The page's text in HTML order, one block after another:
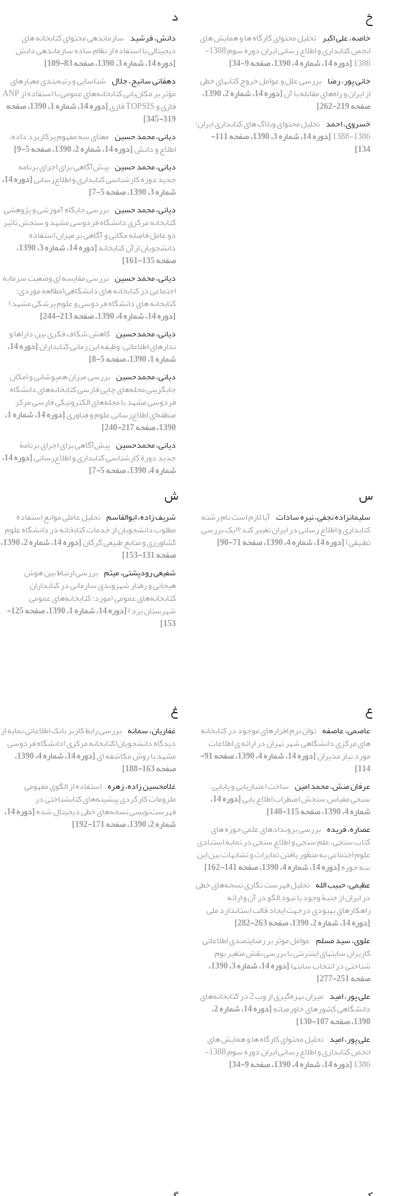
خ
خاصه، علی اکبر تحلیل محتوای کارگاه ها و همایش های
انجمن کتابداری و اطلاع رسانی ایران دوره سوم 1388-
1386[دوره 14، شماره 4، 1390، صفحه 9-34]
خانی پور، رضا بررسی علل و عوامل خروج کتابهای خطی
از ایران و راه‌های مقابله با آن [دوره 14، شماره 2، 1390،
صفحه 219-262]
خسروی، احمد تحلیل محتوای وبلاگ های کتابداری ایران:
1386-1388 [دوره 14، شماره 3، 1390، صفحه 111-
134]
د
دانش، فرشید سازماندهی محتوای کتابخانه های
دیجیتالی با استفاده از نظام ساده سازماندهی دانش
[دوره 14، شماره 3، 1390، صفحه 83-109]
دهقانی سانیج، جلال شناسایی و رتبه‌بندی معیارهای
مؤثر بر مکان‌یابی کتابخانه‌های عمومی با استفاده از ANP
فازی و TOPSIS فازی [دوره 14، شماره 1، 1390، صفحه
319-345]
دیانی، محمد حسین معنای سه مفهوم پرکاربرد داده،
اطلاع و دانش[دوره 14، شماره 2، 1390، صفحه 5-9]
دیانی، محمد حسین پیش‌آگاهی برای اجرای برنامه
جدید دوره کارشناسی کتابداری و اطلاع‌رسانی [دوره 14،
شماره 3، 1390، صفحه 5-7]
دیانی، محمد حسین بررسی جایگاه آموزشی و پژوهشی
کتابخانه مرکزی دانشگاه فردوسی مشهد و سنجش تاثیر
دو عامل فاصله مکانی و آگاهی بر میزان استفاده
دانشجویان ازآن کتابخانه [دوره 14، شماره 3، 1390،
صفحه 135-161]
دیانی، محمد حسین بررسی مقایسه ای وضعیت سرمایه
اجتماعی در کتابخانه های دانشگاهی(مطالعه موردی:
کتابخانه های دانشگاه فردوسی و علوم پزشکی مشهد)
[دوره 14، شماره 4، 1390، صفحه 213-244]
دیانی، محمدحسین کاهش شکاف فکری بین داراها و
ندارهای اطلاعاتی؛ وظیفه این زمانی کتابداران [دوره 14،
شماره 1، 1390، صفحه 5-8]
دیانی، محمدحسین بررسی میزان همپوشانی و امکان
جایگزینی مجله‌های چاپی فارسی کتابخانه‌های دانشگاه
فردوسی مشهد با مجله‌های الکترونیکی فارسی مرکز
منطقه‌ای اطلاع‌رسانی علوم و فناوری [دوره 14، شماره 1،
1390، صفحه 217-240]
دیانی، محمدحسین پیش‌آگاهی برای اجرای برنامة
جدید دورة کارشناسی کتابداری و اطلاع‌رسانی [دوره 14،
شماره 4، 1390، صفحه 5-7]
س
سلیمانزاده نجفی، نیره سادات آیا لازم است نام رشته
کتابداری و اطلاع رسانی در ایران تغییر کند؟(یک بررسی
تطبیقی)[دوره 14، شماره 4، 1390، صفحه 71-90]
ش
شریف زاده، ابوالقاسم تحلیل عاملی موانع استفادة
مطلوب دانشجویان از خدمات کتابخانه در دانشگاه علوم
کشاورزی و منابع طبیعی گرگان [دوره 14، شماره 2، 1390،
صفحه 131-153]
شفیعی رودپشتی، میثم بررسی ارتباط بین هوش
هیجانی و رفتار شهروندی سازمانی در کتابداران
کتابخانه‌های عمومی (مورد: کتابخانه‌های عمومی
شهرستان یزد) [دوره 14، شماره 1، 1390، صفحه 125-
153]
ع
عاصمی، عاصفه توان نرم افزارهای موجود در کتابخانه
های مرکزی دانشگاهی شهر تهران در ارائه ی اطلاعات
مورد نیاز مدیران [دوره 14، شماره 4، 1390، صفحه 91-
114]
عرفان منش، محمد امین ساخت اعتباریابی و پایایی
سنجی مقیاس سنجش اضطراب اطلاع یابی [دوره 14،
شماره 4، 1390، صفحه 115-140]
عصاره، فریده بررسی بروندادهای علمی حوزه های
کتاب سنجی، علم سنجی و اطلاع سنجی در نمایه استنادی
علوم اجتماعی به منظور یافتن تمایزات و تشابهات بین این
سه حوزه[دوره 14، شماره 4، 1390، صفحه 141-162]
عظیمی، حبیب الله تحلیل فهرست نگاری نسخه‌های خطی
در ایران از جنبة وجود یا نبود الگو در آن و ارائه
راهکارهای بهبودی درجهت ایجاد قالب استاندارد ملی
[دوره 14، شماره 2، 1390، صفحه 263-282]
علوی، سید مسلم عوامل موثر بر رضایتمندی اطلاعاتی
کاربران سایتهای اینترنتی با بررسی نقش متغیر بوم
شناختی در انتخاب سایتها [دوره 14، شماره 3، 1390،
صفحه 251-277]
علی پور، امید
میزان بهره‌گیری از وب 2 در کتابخانه‌های
دانشگاهی کشورهای خاورمیانه [دوره 14، شماره 2،
1390، صفحه 107-130]
علی پور، امید تحلیل محتوای کارگاه ها و همایش های
انجمن کتابداری و اطلاع رسانی ایران دوره سوم 1388-
1386[دوره 14، شماره 4، 1390، صفحه 9-34]
غ
غفاریان، سمانه بررسی رابط کاربر بانک اطلاعاتی نمایه از
دیدگاه دانشجویان(کتابخانه مرکزی)دانشگاه فردوسی
مشهد با روش مکاشفه ای [دوره 14، شماره 4، 1390،
صفحه 163-188]
غلامحسین زاده، زهره استفاده از الگوی مفهومی
ملزومات کارکردی پیشینه‌های کتابشناختی در
فهرست‌نویسی نسخه‌های خطی دیجیتال شده [دوره 14،
شماره 2، 1390، صفحه 171-192]